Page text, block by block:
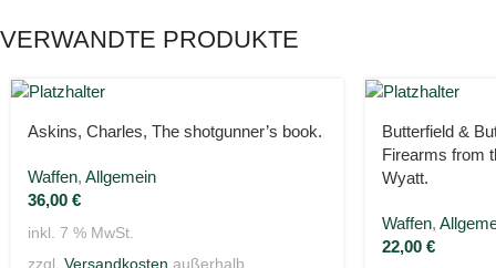
VERWANDTE PRODUKTE
Askins, Charles, The shotgunner’s book.
Waffen, Allgemein
36,00 €
inkl. 7 % MwSt.
zzgl. Versandkosten außerhalb
Butterfield &
Firearms from
Wyatt.
Waffen,
22,00 €